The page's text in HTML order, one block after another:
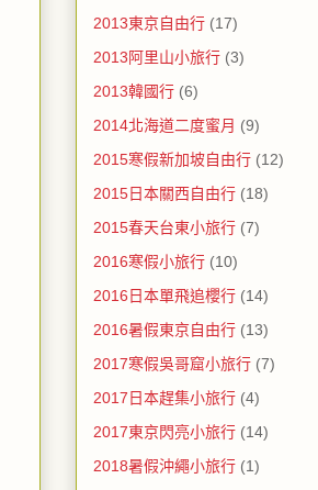
2013東京自由行 (17)
2013阿里山小旅行 (3)
2013韓國行 (6)
2014北海道二度蜜月 (9)
2015寒假新加坡自由行 (12)
2015日本關西自由行 (18)
2015春天台東小旅行 (7)
2016寒假小旅行 (10)
2016日本單飛追櫻行 (14)
2016暑假東京自由行 (13)
2017寒假吳哥窟小旅行 (7)
2017日本趕集小旅行 (4)
2017東京閃亮小旅行 (14)
2018暑假沖繩小旅行 (1)